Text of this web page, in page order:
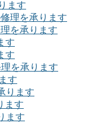
ます
理を承ります
を承ります
す
す
を承ります
す
ります
ます
ます